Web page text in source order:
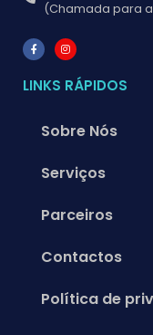
(Chamada para
LINKS RÁPIDOS
Sobre Nós
Serviços
Parceiros
Contactos
Política de